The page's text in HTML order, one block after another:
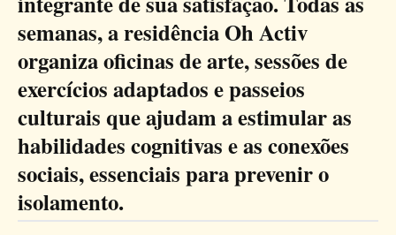
semanas, a residência Oh Activ
organiza oficinas de arte, sessões de
exercícios adaptados e passeios
culturais que ajudam a estimular as
habilidades cognitivas e as conexões
sociais, essenciais para prevenir o
isolamento.